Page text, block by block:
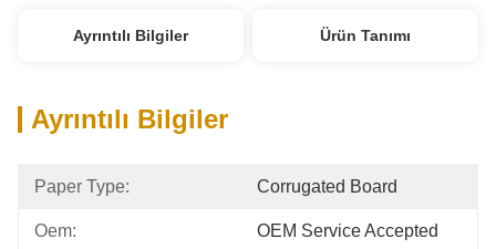
Ayrıntılı Bilgiler Ürün Tanımı
Ayrıntılı Bilgiler
Paper Type: Corrugated Board
Oem: OEM Service Accepted